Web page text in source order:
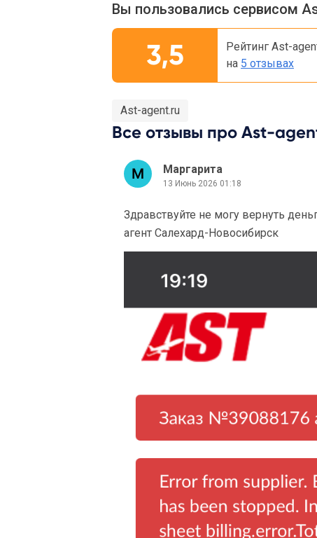
Вы пользовались сервисом
3,5
Рейтинг Ast-
на 5 отзывах
Ast-agent.ru
Все отзывы про Ast-
Маргарита
13 Июнь 2026 01:18
Здравствуйте не могу вернуть
агент Салехард-Новосибирск